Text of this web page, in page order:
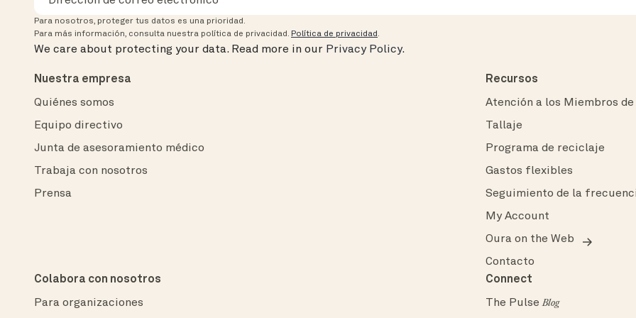
Para nosotros, proteger tus datos es una prioridad.
Para más información, consulta nuestra política de privacidad. Política de privacidad .
We care about protecting your data. Read more in our Privacy Policy.
Nuestra empresa
Quiénes somos
Equipo directivo
Junta de asesoramiento médico
Trabaja con nosotros
Prensa
Recursos
Atención a los Miembros de
Tallaje
Programa de reciclaje
Gastos flexibles
Seguimiento de la
My Account
Oura on the Web
Contacto
Colabora con nosotros
Para organizaciones
Connect
The PulseBlog